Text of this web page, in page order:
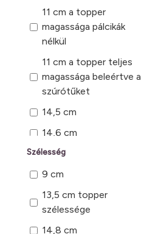
11 cm a topper
magassága pálcikák
nélkül
11 cm a topper teljes
magassága beleértve a
szúrótűket
14,5 cm
14,6 cm
16 cm a sapka
magassága
17 cm
a traktor magassága 10
cm; a pótkocsi
Szélesség
9 cm
13,5 cm topper
szélessége
14,8 cm